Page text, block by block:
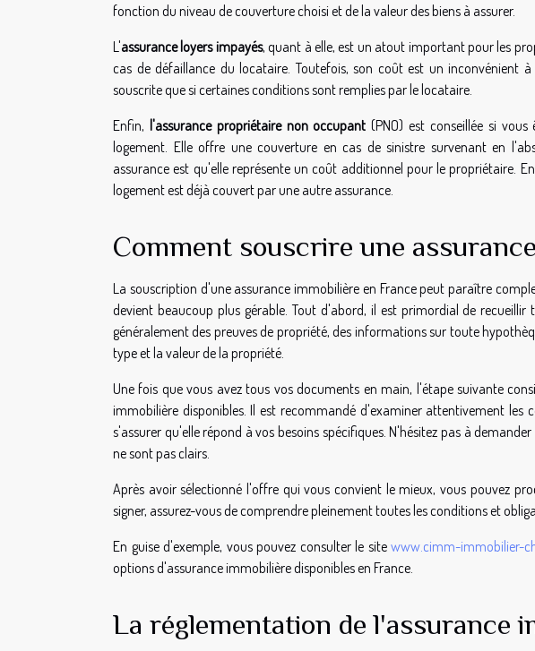
fonction du niveau de couverture choisi et de la valeur des biens à assurer.
L'assurance loyers impayés, quant à elle, est un atout important pour les
cas de défaillance du locataire. Toutefois, son coût est un inconvénient
souscrite que si certaines conditions sont remplies par le locataire.
Enfin, l'assurance propriétaire non occupant (PNO) est conseillée si
logement. Elle offre une couverture en cas de sinistre survenant en
assurance est qu'elle représente un coût additionnel pour le propriétaire.
logement est déjà couvert par une autre assurance.
Comment souscrire une
La souscription d'une assurance immobilière en France peut paraître
devient beaucoup plus gérable. Tout d'abord, il est primordial de recueillir
généralement des preuves de propriété, des informations sur toute
type et la valeur de la propriété.
Une fois que vous avez tous vos documents en main, l'étape suivante
immobilière disponibles. Il est recommandé d'examiner attentivement les
s'assurer qu'elle répond à vos besoins spécifiques. N'hésitez pas à
ne sont pas clairs.
Après avoir sélectionné l'offre qui vous convient le mieux, vous pouvez
signer, assurez-vous de comprendre pleinement toutes les conditions et
En guise d'exemple, vous pouvez consulter le sitewww.cimm-immobilier-
options d'assurance immobilière disponibles en France.
La réglementation de l'assurance